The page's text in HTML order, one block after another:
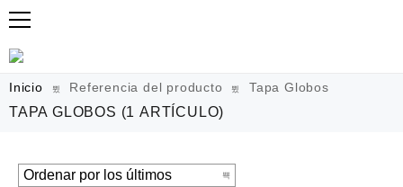
Inicio Referencia del producto Tapa Globos
TAPA GLOBOS (1 ARTÍCULO)